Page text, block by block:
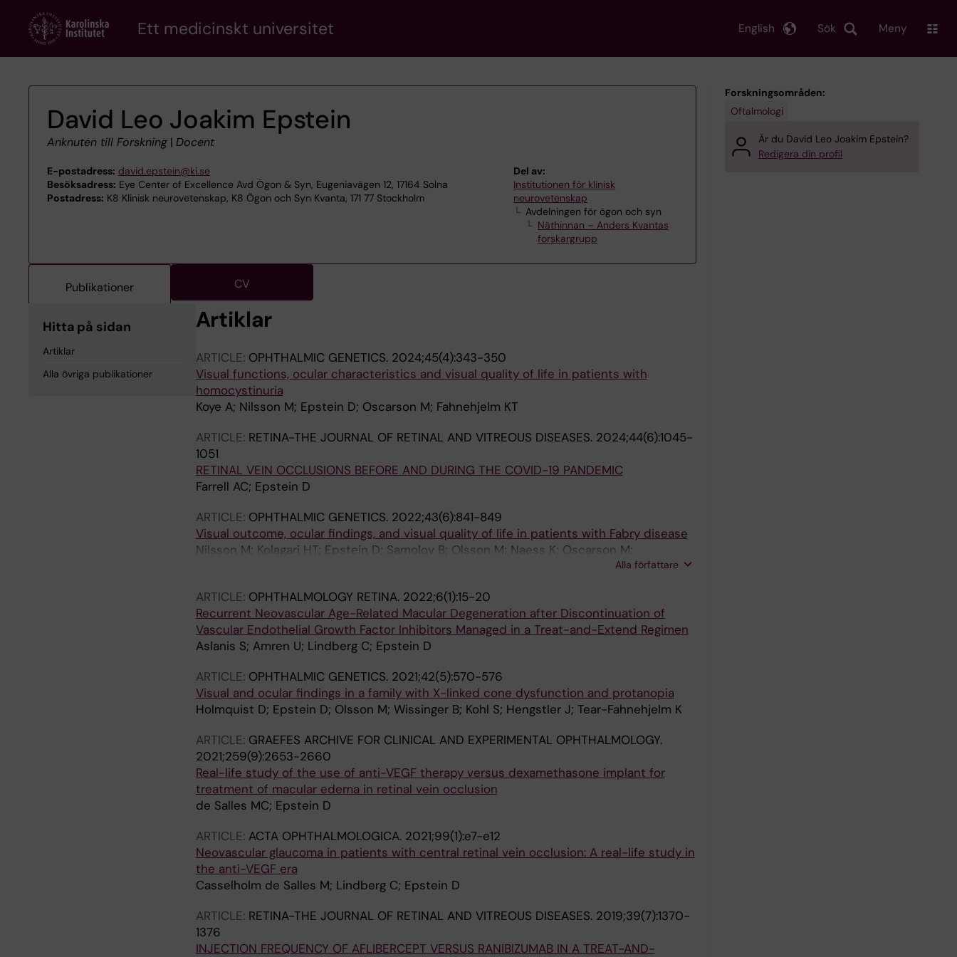
content
Ett medicinskt universitet Sök
English Meny
David Leo Joakim Epstein
Anknuten till Forskning | Docent
E-postadress: david.epstein@ki.se
Besöksadress: Eye Center of Excellence Avd Ögon & Syn, Eugeniavägen 12, 17164 Solna
Postadress: K8 Klinisk neurovetenskap, K8 Ögon och Syn Kvanta, 171 77 Stockholm
Del av:
Institutionen för klinisk
neurovetenskap
Avdelningen för ögon och syn
Näthinnan – Anders Kvantas
forskargrupp
Publikationer CV
Hitta på sidan
Artiklar
Alla övriga publikationer
Artiklar
ARTICLE: OPHTHALMIC GENETICS. 2024;45(4):343-350
Visual functions, ocular characteristics and visual quality of life in patients with
homocystinuria
Koye A; Nilsson M; Epstein D; Oscarson M; Fahnehjelm KT
ARTICLE: RETINA-THE JOURNAL OF RETINAL AND VITREOUS DISEASES. 2024;44(6):1045-
1051
RETINAL VEIN OCCLUSIONS BEFORE AND DURING THE COVID-19 PANDEMIC
Farrell AC; Epstein D
ARTICLE: OPHTHALMIC GENETICS. 2022;43(6):841-849
Visual outcome, ocular findings, and visual quality of life in patients with Fabry disease
Nilsson M; Kolagari HT; Epstein D; Samolov B; Olsson M; Naess K; Oscarson M;
Alla författare
ARTICLE: OPHTHALMOLOGY RETINA. 2022;6(1):15-20
Recurrent Neovascular Age-Related Macular Degeneration after Discontinuation of
Vascular Endothelial Growth Factor Inhibitors Managed in a Treat-and-Extend Regimen
Aslanis S; Amren U; Lindberg C; Epstein D
ARTICLE: OPHTHALMIC GENETICS. 2021;42(5):570-576
Visual and ocular findings in a family with X-linked cone dysfunction and protanopia
Holmquist D; Epstein D; Olsson M; Wissinger B; Kohl S; Hengstler J; Tear-Fahnehjelm K
ARTICLE: GRAEFES ARCHIVE FOR CLINICAL AND EXPERIMENTAL OPHTHALMOLOGY.
2021;259(9):2653-2660
Real-life study of the use of anti-VEGF therapy versus dexamethasone implant for
treatment of macular edema in retinal vein occlusion
de Salles MC; Epstein D
ARTICLE: ACTA OPHTHALMOLOGICA. 2021;99(1):e7-e12
Neovascular glaucoma in patients with central retinal vein occlusion: A real-life study in
the anti-VEGF era
Casselholm de Salles M; Lindberg C; Epstein D
ARTICLE: RETINA-THE JOURNAL OF RETINAL AND VITREOUS DISEASES. 2019;39(7):1370-
1376
INJECTION FREQUENCY OF AFLIBERCEPT VERSUS RANIBIZUMAB IN A TREAT-AND-
Forskningsområden:
Oftalmologi
Är du David Leo Joakim Epstein?
Redigera din profil